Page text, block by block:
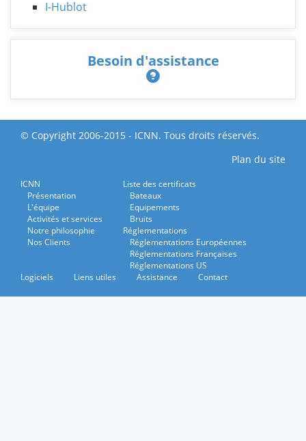
I-Hublot
Besoin d'assistance
© Copyright 2006-2015 - ICNN. Tous droits réservés.
Plan du site
ICNN
Présentation
L'équipe
Activités et services
Notre philosophie
Nos Clients
Liste des certificats
Bateaux
Equipements
Bruits
Réglementations
Réglementations Européennes
Réglementations Françaises
Réglementations US
Logiciels
Liens utiles Assistance Contact